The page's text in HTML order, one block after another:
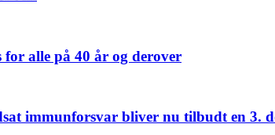
alle på 40 år og derover
immunforsvar bliver nu tilbudt en 3.